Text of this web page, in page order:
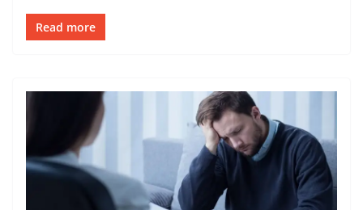
Read more